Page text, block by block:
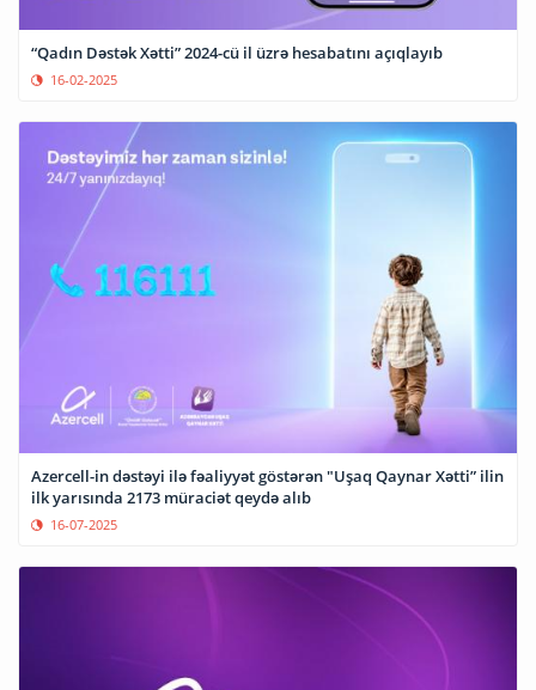
“Qadın Dəstək Xətti” 2024-cü il üzrə hesabatını açıqlayıb
16-02-2025
Azercell-in dəstəyi ilə fəaliyyət göstərən "Uşaq Qaynar Xətti” ilin
ilk yarısında 2173 müraciət qeydə alıb
16-07-2025